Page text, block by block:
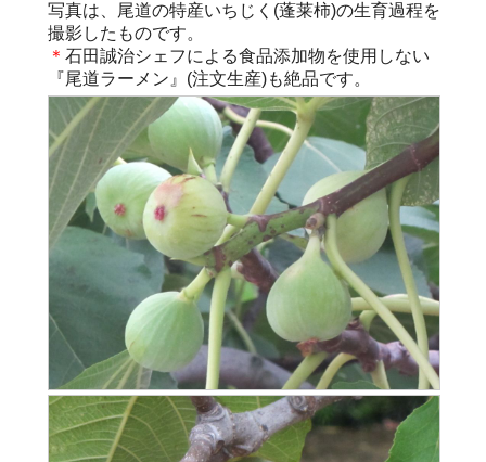
写真は、尾道の特産いちじく(蓬莱柿)の生育過程を
撮影したものです。
＊ 石田誠治シェフによる食品添加物を使用しない
『尾道ラーメン』(注文生産)も絶品です。